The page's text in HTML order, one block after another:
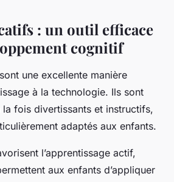
: un outil efficace
cognitif
une excellente manière
à la technologie. Ils sont
fois divertissants et instructifs,
adaptés aux enfants.
l’apprentissage actif,
aux enfants d’appliquer